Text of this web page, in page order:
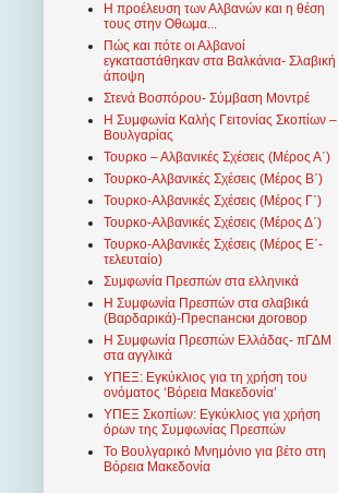
Η προέλευση των Αλβανών και η θέση
τους στην Οθωμα...
Πώς και πότε οι Αλβανοί
εγκαταστάθηκαν στα Βαλκάνια- Σλαβική
άποψη
Στενά Βοσπόρου- Σύμβαση Μοντρέ
Η Συμφωνία Καλής Γειτονίας Σκοπίων –
Βουλγαρίας
Τουρκο – Αλβανικές Σχέσεις (Mέρος Α΄)
Τουρκο-Αλβανικές Σχέσεις (Μέρος Β΄)
Τουρκο-Αλβανικές Σχέσεις (Μέρος Γ΄)
Τουρκο-Αλβανικές Σχέσεις (Μέρος Δ΄)
Τουρκο-Αλβανικές Σχέσεις (Μέρος Ε΄-
τελευταίο)
Συμφωνία Πρεσπών στα ελληνικά
Η Συμφωνία Πρεσπών στα σλαβικά
(Βαρδαρικά)-Преспански договор
Η Συμφωνία Πρεσπών Ελλάδας- πΓΔΜ
στα αγγλικά
ΥΠΕΞ: Εγκύκλιος για τη χρήση του
ονόματος ‘Βόρεια Μακεδονία’
ΥΠΕΞ Σκοπίων: Εγκύκλιος για χρήση
όρων της Συμφωνίας Πρεσπών
Το Βουλγαρικό Μνημόνιο για βέτο στη
Βόρεια Μακεδονία